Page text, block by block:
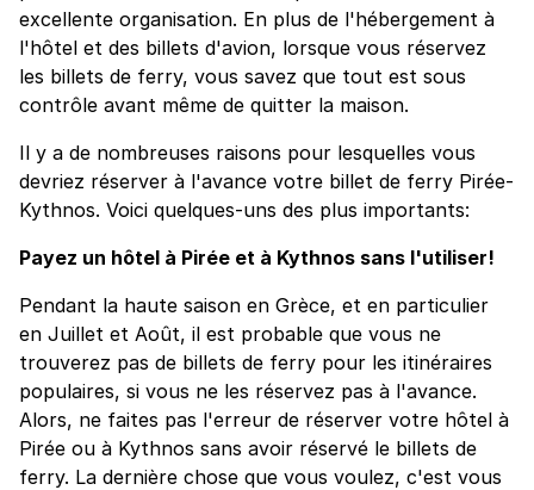
excellente organisation. En plus de l'hébergement à
l'hôtel et des billets d'avion, lorsque vous réservez
les billets de ferry, vous savez que tout est sous
contrôle avant même de quitter la maison.
Il y a de nombreuses raisons pour lesquelles vous
devriez réserver à l'avance votre billet de ferry Pirée-
Kythnos. Voici quelques-uns des plus importants:
Payez un hôtel à Pirée et à Kythnos sans l'utiliser!
Pendant la haute saison en Grèce, et en particulier
en Juillet et Août, il est probable que vous ne
trouverez pas de billets de ferry pour les itinéraires
populaires, si vous ne les réservez pas à l'avance.
Alors, ne faites pas l'erreur de réserver votre hôtel à
Pirée ou à Kythnos sans avoir réservé le billets de
ferry. La dernière chose que vous voulez, c'est vous